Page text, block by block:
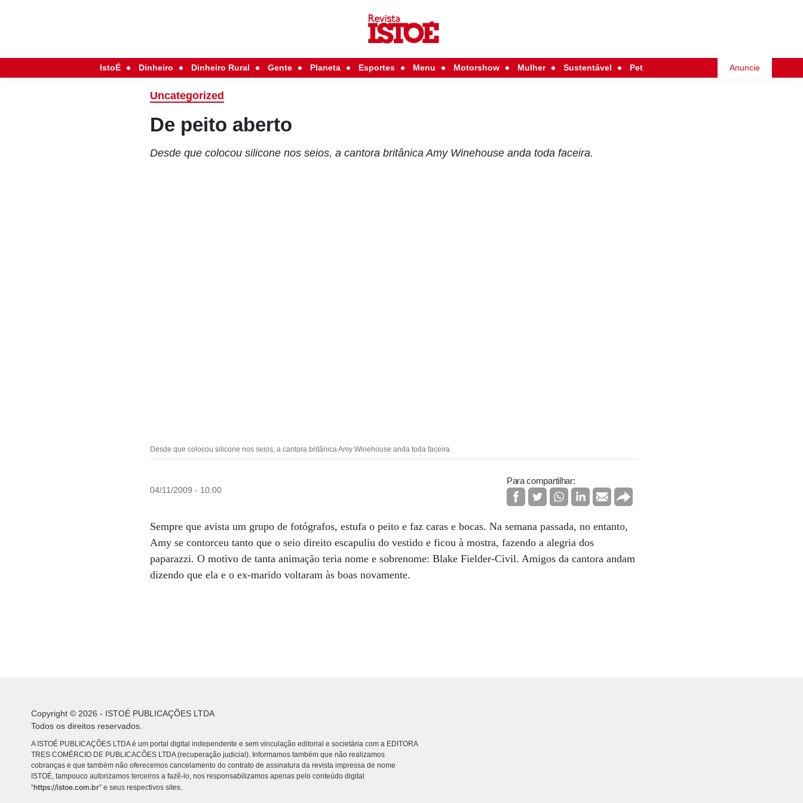
IstoÉ Dinheiro Dinheiro Rural Gente Planeta Esportes Menu Motorshow Mulher Sustentável Pet Anuncie
Uncategorized
De peito aberto
Desde que colocou silicone nos seios, a cantora britânica Amy Winehouse anda toda faceira.
Desde que colocou silicone nos seios, a cantora britânica Amy Winehouse anda toda faceira.
04/11/2009 - 10:00
Para compartilhar:
Sempre que avista um grupo de fotógrafos, estufa o peito e faz caras e bocas. Na semana passada, no entanto,
Amy se contorceu tanto que o seio direito escapuliu do vestido e ficou à mostra, fazendo a alegria dos
paparazzi. O motivo de tanta animação teria nome e sobrenome: Blake Fielder-Civil. Amigos da cantora andam
dizendo que ela e o ex-marido voltaram às boas novamente.
Copyright © 2026 - ISTOÉ PUBLICAÇÕES LTDA
Todos os direitos reservados.
A ISTOÉ PUBLICAÇÕES LTDA é um portal digital independente e sem vinculação editorial e societária com a EDITORA
TRES COMÉRCIO DE PUBLICACÕES LTDA (recuperação judicial). Informamos também que não realizamos
cobranças e que também não oferecemos cancelamento do contrato de assinatura da revista impressa de nome
ISTOÉ, tampouco autorizamos terceiros a fazê-lo, nos responsabilizamos apenas pelo conteúdo digital
“https://istoe.com.br” e seus respectivos sites.